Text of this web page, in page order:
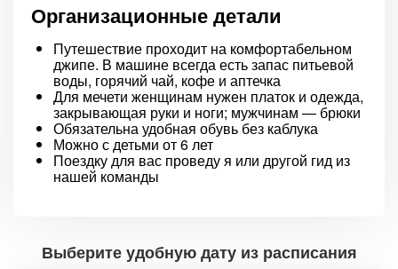
Организационные детали
Путешествие проходит на комфортабельном
джипе. В машине всегда есть запас питьевой
воды, горячий чай, кофе и аптечка
Для мечети женщинам нужен платок и одежда,
закрывающая руки и ноги; мужчинам — брюки
Обязательна удобная обувь без каблука
Можно с детьми от 6 лет
Поездку для вас проведу я или другой гид из
нашей команды
Выберите удобную дату из расписания